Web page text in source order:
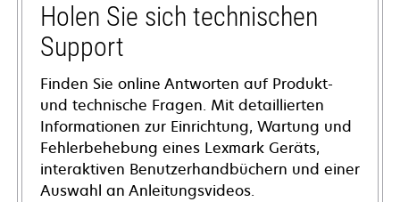
Holen Sie sich technischen
Support
Finden Sie online Antworten auf Produkt-
und technische Fragen. Mit detaillierten
Informationen zur Einrichtung, Wartung und
Fehlerbehebung eines Lexmark Geräts,
interaktiven Benutzerhandbüchern und einer
Auswahl an Anleitungsvideos.